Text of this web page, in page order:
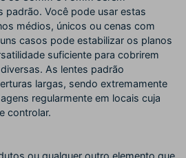
padrão. Você pode usar estas
médios, únicos ou cenas com
casos pode estabilizar os planos
suficiente para cobrirem
As lentes padrão
largas, sendo extremamente
regularmente em locais cuja
controlar.